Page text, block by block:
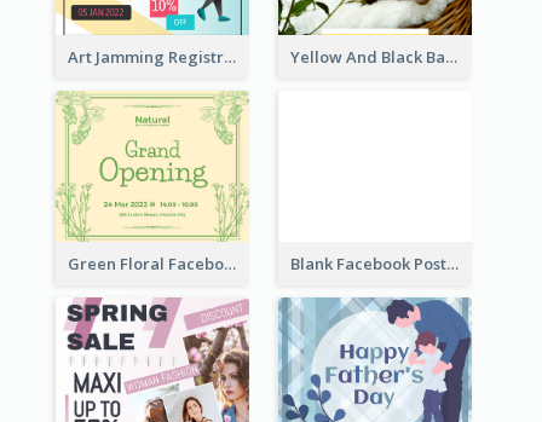
Art Jamming Registration Facebook Post Yellow And Black Baby Shower Facebook Post
Green Floral Facebook Post About Grand Opening Blank Facebook Post